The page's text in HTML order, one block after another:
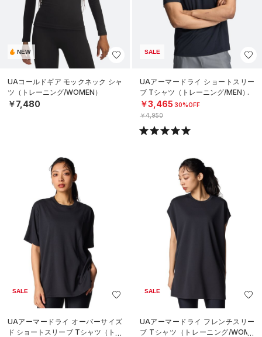
NEW
UAコールドギア モックネック シャ
ツ（トレーニング/WOMEN）
￥7,480
SALE
UAアーマードライ ショートスリー
ブ Tシャツ（トレーニング/MEN）
￥3,465 30%OFF
￥4,950
SALE
UAアーマードライ オーバーサイズ
ド ショートスリーブ Tシャツ（トレ
SALE
UAアーマードライ フレンチスリー
ブ Tシャツ（トレーニング/WOME